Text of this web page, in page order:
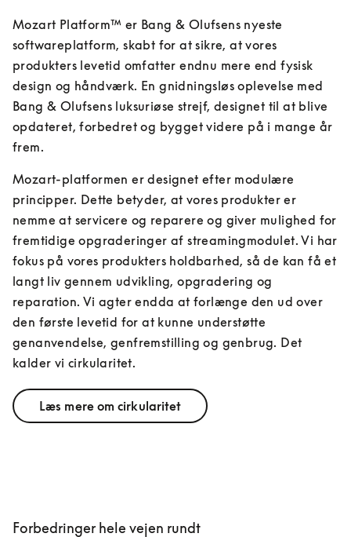
Mozart Platform™ er Bang & Olufsens nyeste
softwareplatform, skabt for at sikre, at vores
produkters levetid omfatter endnu mere end fysisk
design og håndværk. En gnidningsløs oplevelse med
Bang & Olufsens luksuriøse strejf, designet til at blive
opdateret, forbedret og bygget videre på i mange år
frem.
Mozart-platformen er designet efter modulære
principper. Dette betyder, at vores produkter er
nemme at servicere og reparere og giver mulighed for
fremtidige opgraderinger af streamingmodulet. Vi har
fokus på vores produkters holdbarhed, så de kan få et
langt liv gennem udvikling, opgradering og
reparation. Vi agter endda at forlænge den ud over
den første levetid for at kunne understøtte
genanvendelse, genfremstilling og genbrug. Det
kalder vi cirkularitet.
Læs mere om cirkularitet
Forbedringer hele vejen rundt